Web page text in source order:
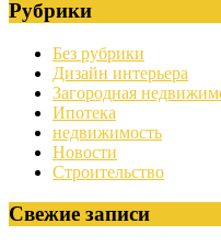
Рубрики
Без рубрики
Дизайн интерьера
Загородная
Ипотека
недвижимость
Новости
Строительство
Свежие записи